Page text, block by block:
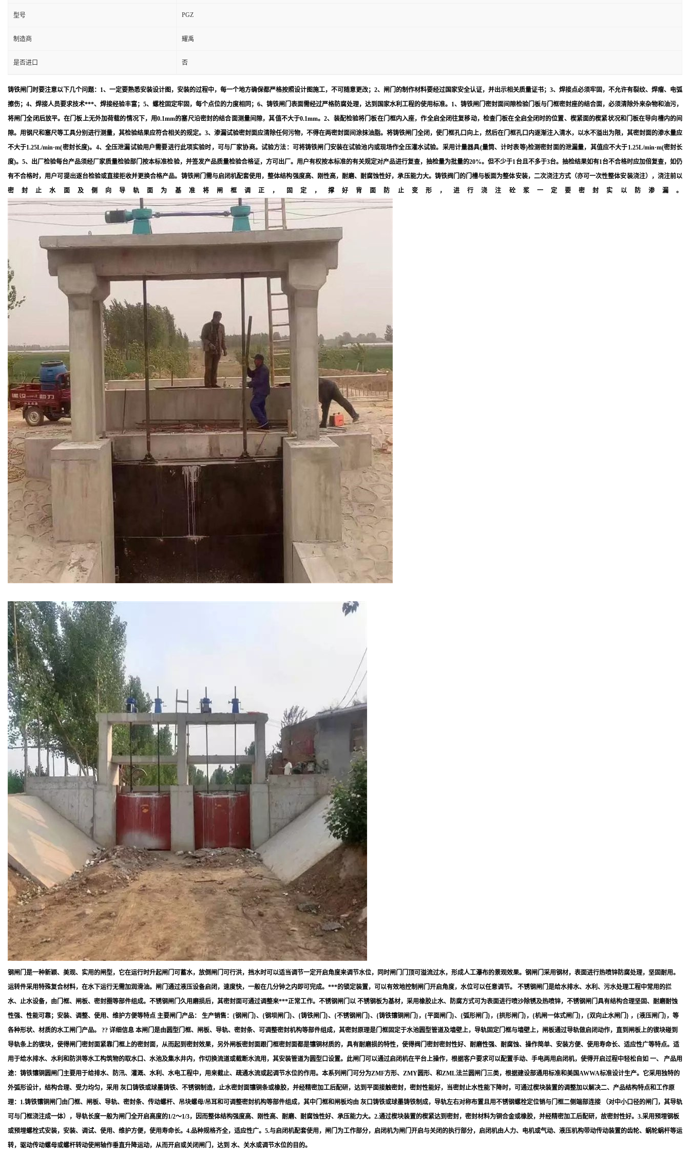
型号 PGZ
制造商 耀禹
是否进口 否
铸铁闸门时要注意以下几个问题：1、一定要熟悉安装设计图，安装的过程中，每一个地方确保都严格按照设计图施工，不可随意更改；2、闸门的制作材料要经过国家安全认证，并出示相关质量证书；3、焊接点必须牢固，不允许有裂纹、焊瘤、电弧
擦伤；4、焊接人员要求技术***、焊接经验丰富；5、螺栓固定牢固，每个点位的力度相同；6、铸铁闸门表面需经过严格防腐处理，达到国家水利工程的使用标准。1、铸铁闸门密封面间隙检验门板与门框密封座的结合面，必须清除外来杂物和油污，
将闸门全闭后放平。在门板上无外加荷载的情况下，用0.1mm的塞尺沿密封的结合面测量间隙，其值不大于0.1mm。2、装配检验将门板在门框内入座，作全启全闭往复移动，检查门板在全启全闭时的位置、楔紧面的楔紧状况和门板在导向槽内的间
隙。用钢尺和塞尺等工具分别进行测量，其检验结果应符合相关的规定。3、渗漏试验密封面应清除任何污物，不得在两密封面间涂抹油脂。将铸铁闸门全闭，使门框孔口向上，然后在门框孔口内逐渐注入清水，以水不溢出为限，其密封面的渗水量应
不大于1.25L/min·m(密封长度)。4、全压泄漏试验用户需要进行此项实验时，可与厂家协商。试验方法：可将铸铁闸门安装在试验池内或现场作全压灌水试验。采用计量器具(量筒、计时表等)检测密封面的泄漏量，其值应不大于1.25L/min·m(密封长
度)。5、出厂检验每台产品须经厂家质量检验部门按本标准检验，并签发产品质量检验合格证，方可出厂。用户有权按本标准的有关规定对产品进行复查，抽检量为批量的20%。但不少于1台且不多于3台。抽检结果如有1台不合格时应加倍复查，如仍
有不合格时，用户可提出逐台检验或直接拒收并更换合格产品。铸铁闸门需与启闭机配套使用，整体结构强度高、刚性高，耐磨、耐腐蚀性好，承压能力大。铸铁阀门的门槽与板面为整体安装，二次浇注方式（亦可一次性整体安装浇注），浇注前以
密封止水面及侧向导轨面为基准将闸框调正，固定，撑好背面防止变形，进行浇注砼浆一定要密封实以防渗漏。
钢闸门是一种新颖、美观、实用的闸型，它在运行时升起闸门可蓄水，放倒闸门可行洪，挡水时可以适当调节一定开启角度来调节水位，同时闸门门顶可溢流过水，形成人工瀑布的景观效果。钢闸门采用钢材，表面进行热喷锌防腐处理，坚固耐用。
运转件采用特殊复合材料，在水下运行无需加润滑油。闸门通过液压设备启闭，速度快，一般在几分钟之内即可完成。***的锁定装置，可以有效地控制闸门开启角度，水位可以任意调节。 不锈钢闸门是给水排水、水利、污水处理工程中常用的拦
水、止水设备，由门框、闸板、密封圈等部件组成。不锈钢闸门久用磨损后，其密封面可通过调整来***正常工作。不锈钢闸门以 不锈钢板为基材，采用橡胶止水、防腐方式可为表面进行喷沙除锈及热喷锌，不锈钢闸门具有结构合理坚固、耐磨耐蚀
性强、性能可靠；安装、调整、使用、维护方便等特点 主要闸门产品： 生产销售：{钢闸门}、{钢坝闸门}、{铸铁闸门}、{不锈钢闸门}、{铸铁镶铜闸门}，{平面闸门}、{弧形闸门}，{拱形闸门}，{机闸一体式闸门}，{双向止水闸门} ，{液压闸门}，等
各种形状、材质的水工闸门产品。 ?? 详细信息 本闸门是由圆型门框、闸板、导轨、密封条、可调整密封机构等部件组成，其密封原理是门框固定于水池圆型管道及墙壁上，导轨固定门框与墙壁上，闸板通过导轨做启闭动作，直到闸板上的锲块碰到
导轨条上的锲块，使得闸门密封面紧靠门框上的密封面，从而起到密封效果，另外闸板密封面跟门框密封面都是镶铜材质的，具有耐磨损的特性，使得阀门密封密封性好、耐磨性强、耐腐蚀、操作简单、安装方便、使用寿命长、适应性广等特点。适
用于给水排水、水利和防洪等水工构筑物的取水口、水池及集水井内，作切换流道或截断水流用，其安装管道为圆型口设置。此闸门可以通过启闭机在平台上操作，根据客户要求可以配置手动、手电两用启闭机，使得开启过程中轻松自如 一、 产品用
途：铸铁镶铜圆闸门主要用于给排水、防汛、灌溉、水利、水电工程中，用来截止、疏通水流或起调节水位的作用。本系列闸门可分为ZMF方形、ZMY圆形、和ZML法兰圆闸门三类，根据建设部通用标准和美国AWWA标准设计生产。它采用独特的
外弧形设计，结构合理、受力均匀，采用 灰口铸铁或球墨铸铁、不锈钢制造，止水密封面镶铜条或橡胶，并经精密加工后配研，达到平面接触密封，密封性能好，当密封止水性能下降时，可通过楔块装置的调整加以解决二、产品结构特点和工作原
理：1.铸铁镶铜闸门由门框、闸板、导轨、密封条、传动螺杆、吊块螺母/吊耳和可调整密封机构等部件组成，其中门框和闸板均由 灰口铸铁或球墨铸铁制成，导轨左右对称布置且用不锈钢螺栓定位销与门框二侧端部连接 （对中小口径的闸门，其导轨
可与门框浇注成一体），导轨长度一般为闸门全开启高度的1/2～1/3，因而整体结构强度高、刚性高、耐磨、耐腐蚀性好、承压能力大。2.通过楔块装置的楔紧达到密封，密封材料为铜合金或橡胶，并经精密加工后配研，故密封性好。3.采用预埋钢板
或预埋螺栓式安装，安装、调试、使用、维护方便，使用寿命长。4.品种规格齐全，适应性广。5.与启闭机配套使用，闸门为工作部分，启闭机为闸门开启与关闭的执行部分，启闭机由人力、电机或气动、液压机构带动传动装置的齿轮、蜗轮蜗杆等运
转，驱动传动螺母或螺杆转动使闸轴作垂直升降运动，从而开启或关闭闸门，达到 水、关水或调节水位的目的。